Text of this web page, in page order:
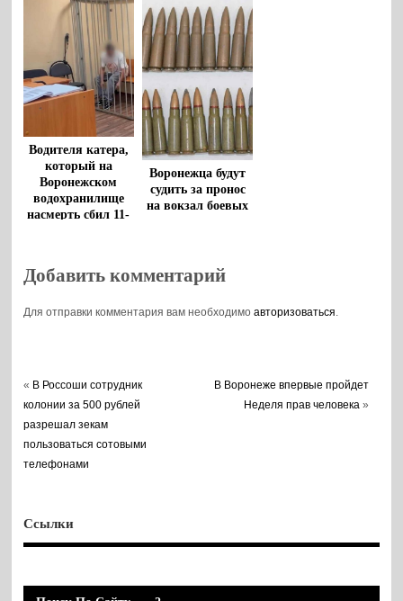
судить в Воронеже
Водителя катера,
который на
Воронежском
водохранилище
насмерть сбил 11-
Воронежца будут
судить за пронос
на вокзал боевых
Добавить комментарий
Для отправки комментария вам необходимоавторизоваться.
« В Россоши сотрудник
колонии за 500 рублей
разрешал зекам
пользоваться сотовыми
телефонами
В Воронеже впервые пройдет
Неделя прав человека »
Ссылки